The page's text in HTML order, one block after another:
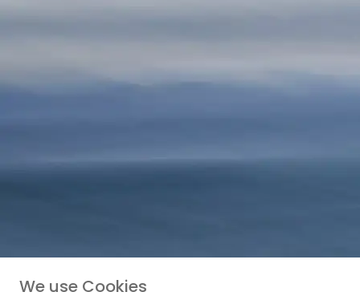
We use Cookies